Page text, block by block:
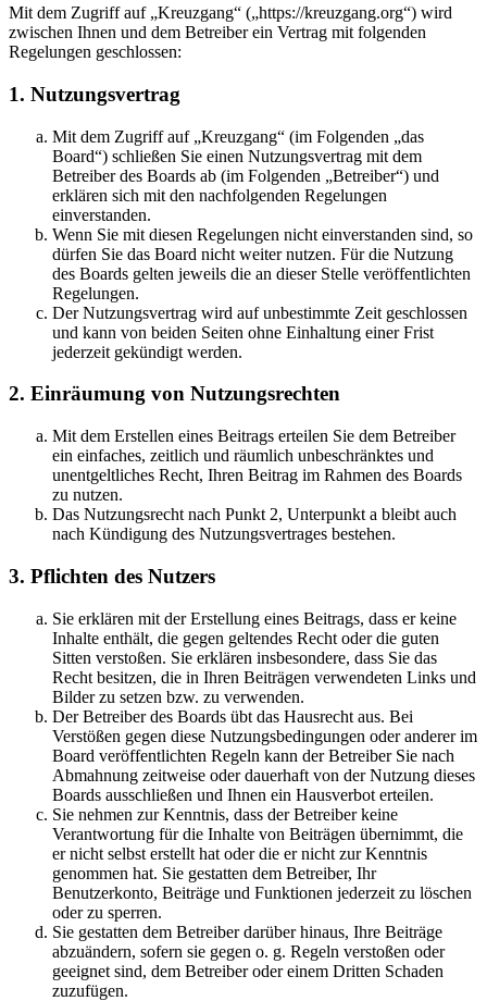
Mit dem Zugriff auf „Kreuzgang“ („https://kreuzgang.org“) wird
zwischen Ihnen und dem Betreiber ein Vertrag mit folgenden
Regelungen geschlossen:
1. Nutzungsvertrag
Mit dem Zugriff auf „Kreuzgang“ (im Folgenden „das
Board“) schließen Sie einen Nutzungsvertrag mit dem
Betreiber des Boards ab (im Folgenden „Betreiber“) und
erklären sich mit den nachfolgenden Regelungen
einverstanden.
Wenn Sie mit diesen Regelungen nicht einverstanden sind, so
dürfen Sie das Board nicht weiter nutzen. Für die Nutzung
des Boards gelten jeweils die an dieser Stelle veröffentlichten
Regelungen.
Der Nutzungsvertrag wird auf unbestimmte Zeit geschlossen
und kann von beiden Seiten ohne Einhaltung einer Frist
jederzeit gekündigt werden.
2. Einräumung von Nutzungsrechten
Mit dem Erstellen eines Beitrags erteilen Sie dem Betreiber
ein einfaches, zeitlich und räumlich unbeschränktes und
unentgeltliches Recht, Ihren Beitrag im Rahmen des Boards
zu nutzen.
Das Nutzungsrecht nach Punkt 2, Unterpunkt a bleibt auch
nach Kündigung des Nutzungsvertrages bestehen.
3. Pflichten des Nutzers
Sie erklären mit der Erstellung eines Beitrags, dass er keine
Inhalte enthält, die gegen geltendes Recht oder die guten
Sitten verstoßen. Sie erklären insbesondere, dass Sie das
Recht besitzen, die in Ihren Beiträgen verwendeten Links und
Bilder zu setzen bzw. zu verwenden.
Der Betreiber des Boards übt das Hausrecht aus. Bei
Verstößen gegen diese Nutzungsbedingungen oder anderer im
Board veröffentlichten Regeln kann der Betreiber Sie nach
Abmahnung zeitweise oder dauerhaft von der Nutzung dieses
Boards ausschließen und Ihnen ein Hausverbot erteilen.
Sie nehmen zur Kenntnis, dass der Betreiber keine
Verantwortung für die Inhalte von Beiträgen übernimmt, die
er nicht selbst erstellt hat oder die er nicht zur Kenntnis
genommen hat. Sie gestatten dem Betreiber, Ihr
Benutzerkonto, Beiträge und Funktionen jederzeit zu löschen
oder zu sperren.
Sie gestatten dem Betreiber darüber hinaus, Ihre Beiträge
abzuändern, sofern sie gegen o. g. Regeln verstoßen oder
geeignet sind, dem Betreiber oder einem Dritten Schaden
zuzufügen.